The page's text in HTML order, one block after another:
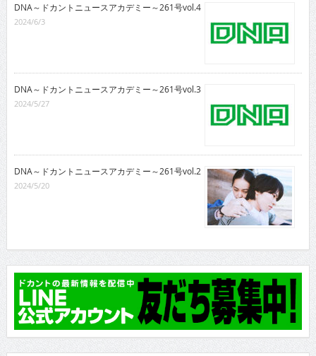
DNA～ドカントニュースアカデミー～261号vol.4
2024/6/3
DNA～ドカントニュースアカデミー～261号vol.3
2024/5/27
DNA～ドカントニュースアカデミー～261号vol.2
2024/5/20